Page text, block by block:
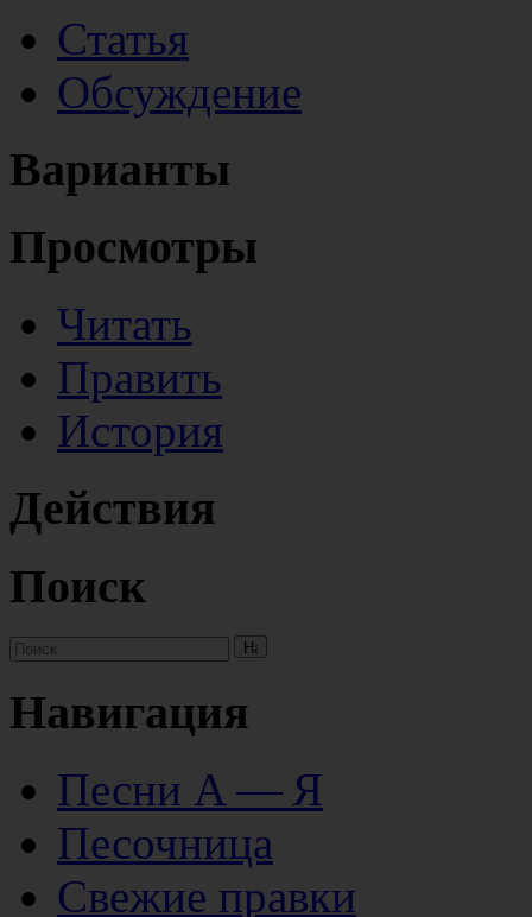
Статья
Обсуждение
Варианты
Просмотры
Читать
Править
История
Действия
Поиск
Навигация
Песни А — Я
Песочница
Свежие правки